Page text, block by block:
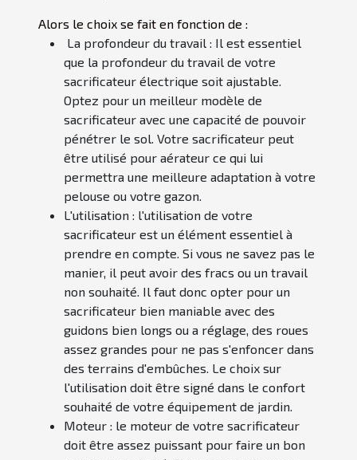
Alors le choix se fait en fonction de :
La profondeur du travail : Il est essentiel
que la profondeur du travail de votre
sacrificateur électrique soit ajustable.
Optez pour un meilleur modèle de
sacrificateur avec une capacité de pouvoir
pénétrer le sol. Votre sacrificateur peut
être utilisé pour aérateur ce qui lui
permettra une meilleure adaptation à votre
pelouse ou votre gazon.
L'utilisation : l'utilisation de votre
sacrificateur est un élément essentiel à
prendre en compte. Si vous ne savez pas le
manier, il peut avoir des fracs ou un travail
non souhaité. Il faut donc opter pour un
sacrificateur bien maniable avec des
guidons bien longs ou a réglage, des roues
assez grandes pour ne pas s'enfoncer dans
des terrains d'embûches. Le choix sur
l'utilisation doit être signé dans le confort
souhaité de votre équipement de jardin.
Moteur : le moteur de votre sacrificateur
doit être assez puissant pour faire un bon